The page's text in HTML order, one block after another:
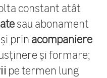
constant atât
sau abonament
și prin acompaniere
și formare;
pe termen lung